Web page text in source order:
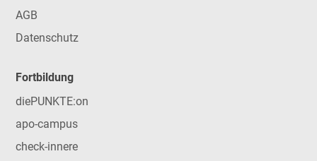
AGB
Datenschutz
Fortbildung
diePUNKTE:on
apo-campus
check-innere